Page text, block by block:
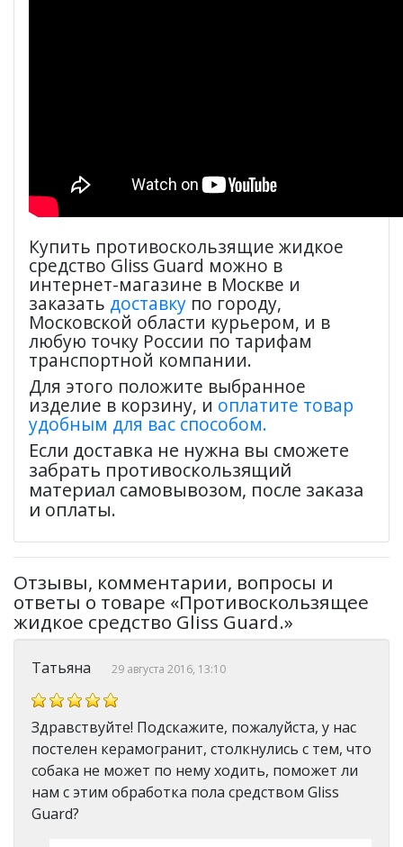
Купить противоскользящие жидкое
средство Gliss Guard можно в
интернет-магазине в Москве и
заказать доставку по городу,
Московской области курьером, и в
любую точку России по тарифам
транспортной компании.
Для этого положите выбранное
изделие в корзину, и оплатите товар
удобным для вас способом.
Если доставка не нужна вы сможете
забрать противоскользящий
материал самовывозом, после заказа
и оплаты.
Отзывы, комментарии, вопросы и
ответы о товаре «Противоскользящее
жидкое средство Gliss Guard.»
Татьяна 29 августа 2016, 13:10
Здравствуйте! Подскажите, пожалуйста, у нас
постелен керамогранит, столкнулись с тем, что
собака не может по нему ходить, поможет ли
нам с этим обработка пола средством Gliss
Guard?